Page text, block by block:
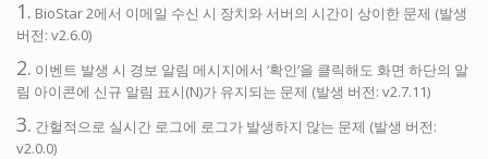
1. BioStar 2에서 이메일 수신 시 장치와 서버의 시간이 상이한 문제 (발생
버전: v2.6.0)
2. 이벤트 발생 시 경보 알림 메시지에서 ‘확인’을 클릭해도 화면 하단의 알
림 아이콘에 신규 알림 표시(N)가 유지되는 문제 (발생 버전: v2.7.11)
3. 간헐적으로 실시간 로그에 로그가 발생하지 않는 문제 (발생 버전:
v2.0.0)